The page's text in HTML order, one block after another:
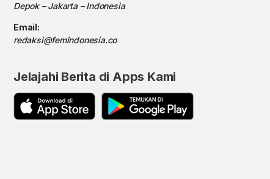
Depok – Jakarta – Indonesia
Email:
redaksi@femindonesia.co
Jelajahi Berita di Apps Kami